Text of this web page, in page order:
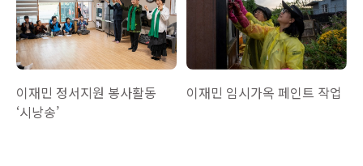
이재민 정서지원 봉사활동
‘시낭송’
이재민 임시가옥 페인트 작업